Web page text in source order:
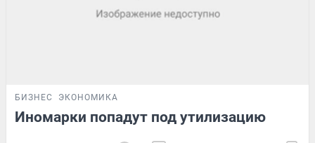
БИЗНЕС ЭКОНОМИКА
Иномарки попадут под утилизацию